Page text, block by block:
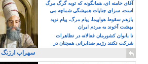
آقای خامنه ای، همانگونه که توبه گرگ مرگ
است، سزای جنایات همیشگی شماچه می
تواند باشد؟!
بازهم سقوط هواپیما، پیام مرگ، پیام نوید
بهشت آخوند به مردم ایران
تا بانوان کشورمان فعالانه در تظاهرات
شرکت نکنند رژیم ضدایرانی همچنان در
قدرت باقی خواهدماند
سهراب ارژنگ